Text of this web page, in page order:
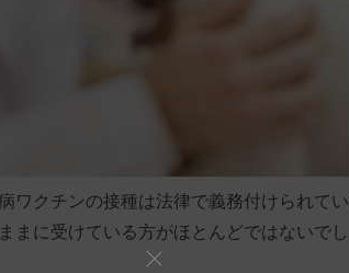
ワクチンの接種は法律で義務付けられてい
まに受けている方がほとんどではないでし